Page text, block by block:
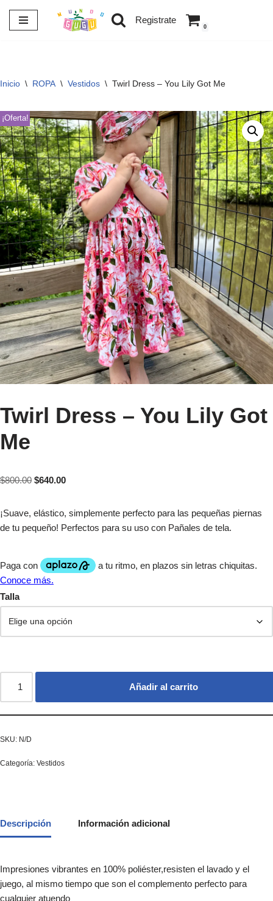
Saltar
Registrate
0
Inicio \ ROPA \ Vestidos \ Twirl Dress – You Lily Got Me
¡Oferta!
Twirl Dress – You Lily Got
Me
$800.00 $640.00
¡Suave, elástico, simplemente perfecto para las pequeñas piernas
de tu pequeño! Perfectos para su uso con Pañales de tela.
Talla
Añadir al carrito
SKU: N/D
Categoría: Vestidos
Descripción Información adicional
Impresiones vibrantes en 100% poliéster,resisten el lavado y el
juego, al mismo tiempo que son el complemento perfecto para
cualquier atuendo